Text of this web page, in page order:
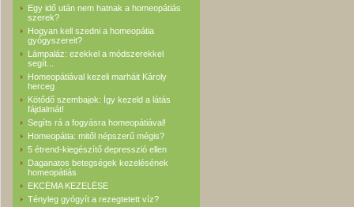
Egy idő után nem hatnak a homeopátiás
szerek?
Hogyan kell szedni a homeopátia
gyógyszereit?
Lámpaláz: ezekkel a módszerekkel
segít...
Homeopátiával kezeli marháit Károly
herceg
Kötődő szembajok: Így kezeld a látás
fájdalmát!
Segíts rá a fogyásra homeopátiával!
Homeopátia: mitől népszerű mégis?
5 étrend-kiegészítő depresszió ellen
Daganatos betegségek kezelésének
homeopátiás
EKCÉMA KEZELÉSE
Tényleg gyógyít a rezegtetett víz?